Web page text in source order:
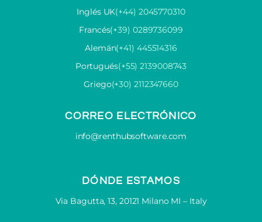
Inglés UK(+44) 2045770310
Francés(+39) 0289736099
Alemán(+41) 445514316
Portugués(+55) 2139008743
Griego(+30) 2112347660
CORREO ELECTRÓNICO
info@renthubsoftware.com
DÓNDE ESTAMOS
Via Bagutta, 13, 20121 Milano MI – Italy